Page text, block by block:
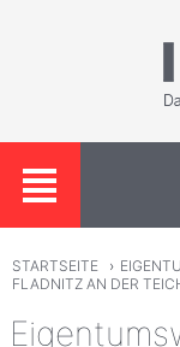
STARTSEITE ›
FLADNITZ AN DER